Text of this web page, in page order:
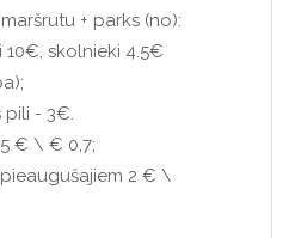
+ parks (no):
10€, skolnieki 4.5€
pili - 3€.
€ \ € 0,7;
2 € \